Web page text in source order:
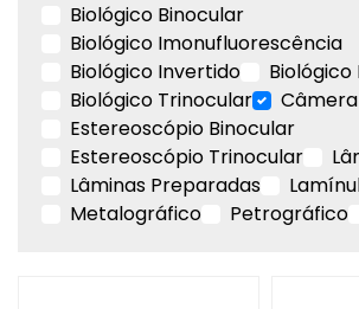
Biológico Binocular
Biológico Imonufluorescência
Biológico Invertido
Biológico Trinocular
Estereoscópio Binocular
Estereoscópio Trinocular
Lâminas Preparadas
Metalográfico
Petrográfico